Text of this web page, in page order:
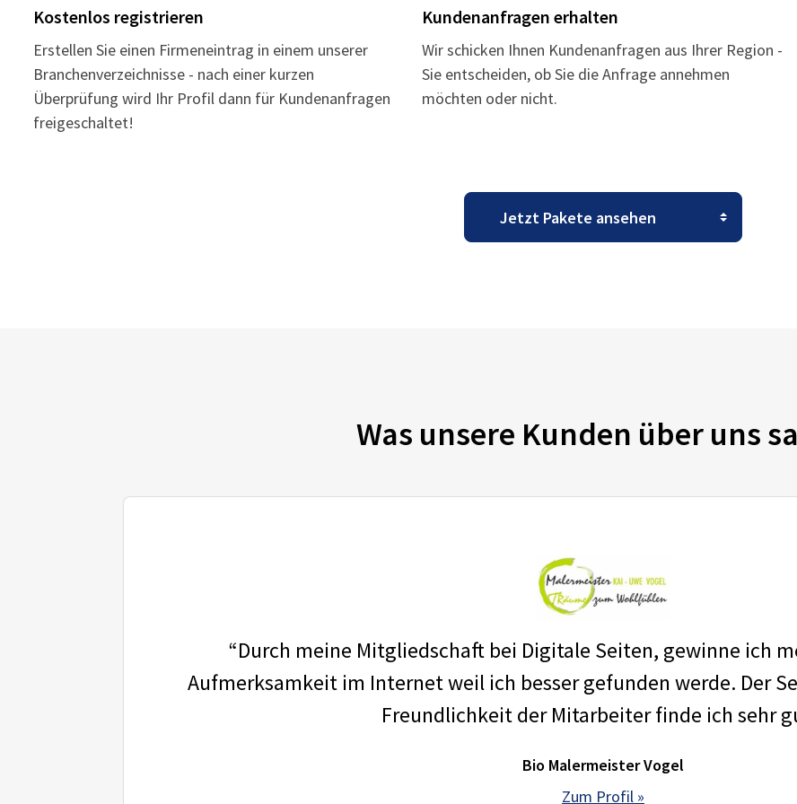
Kostenlos registrieren
Erstellen Sie einen Firmeneintrag in einem unserer
Branchenverzeichnisse - nach einer kurzen
Überprüfung wird Ihr Profil dann für Kundenanfragen
freigeschaltet!
Kundenanfragen erhalten
Wir schicken Ihnen Kundenanfragen aus Ihrer Region -
Sie entscheiden, ob Sie die Anfrage annehmen
möchten oder nicht.
Was unsere Kunden über uns
“Durch meine Mitgliedschaft bei Digitale Seiten, gewinne ich
Aufmerksamkeit im Internet weil ich besser gefunden werde. Der
Freundlichkeit der Mitarbeiter finde ich sehr
Bio Malermeister Vogel
Zum Profil »